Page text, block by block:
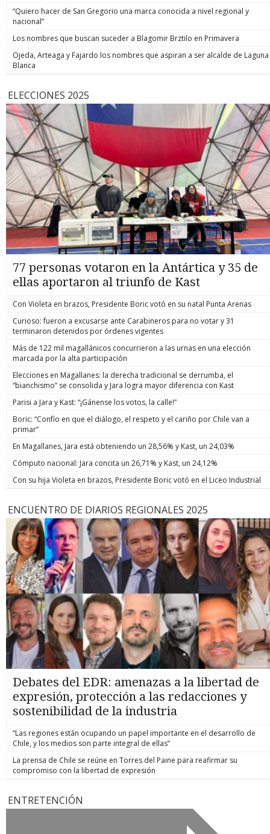
“Quiero hacer de San Gregorio una marca conocida a nivel regional y
nacional”
Los nombres que buscan suceder a Blagomir Brztilo en Primavera
Ojeda, Arteaga y Fajardo los nombres que aspiran a ser alcalde de Laguna
Blanca
ELECCIONES 2025
77 personas votaron en la Antártica y 35 de
ellas aportaron al triunfo de Kast
Con Violeta en brazos, Presidente Boric votó en su natal Punta Arenas
Curioso: fueron a excusarse ante Carabineros para no votar y 31
terminaron detenidos por órdenes vigentes
Más de 122 mil magallánicos concurrieron a las urnas en una elección
marcada por la alta participación
Elecciones en Magallanes: la derecha tradicional se derrumba, el
“bianchismo” se consolida y Jara logra mayor diferencia con Kast
Parisi a Jara y Kast: “¡Gánense los votos, la calle!”
Boric: “Confío en que el diálogo, el respeto y el cariño por Chile van a
primar”
En Magallanes, Jara está obteniendo un 28,56% y Kast, un 24,03%
Cómputo nacional: Jara concita un 26,71% y Kast, un 24,12%
Con su hija Violeta en brazos, Presidente Boric votó en el Liceo Industrial
ENCUENTRO DE DIARIOS REGIONALES 2025
Debates del EDR: amenazas a la libertad de
expresión, protección a las redacciones y
sostenibilidad de la industria
“Las regiones están ocupando un papel importante en el desarrollo de
Chile, y los medios son parte integral de ellas”
La prensa de Chile se reúne en Torres del Paine para reafirmar su
compromiso con la libertad de expresión
ENTRETENCIÓN